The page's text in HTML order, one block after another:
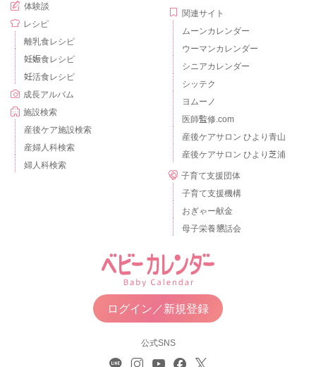
体験談
レシピ
離乳食レシピ
妊娠食レシピ
妊活食レシピ
成長アルバム
施設検索
産後ケア施設検索
産婦人科検索
婦人科検索
関連サイト
ムーンカレンダー
ウーマンカレンダー
シニアカレンダー
シッテク
ヨムーノ
医師監修.com
産後ケアサロン ひより青山
産後ケアサロン ひより芝浦
子育て支援団体
子育て支援機構
おぎゃー献金
母子栄養懇話会
ログイン／新規登録
公式SNS